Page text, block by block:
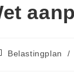
Belastingplan /